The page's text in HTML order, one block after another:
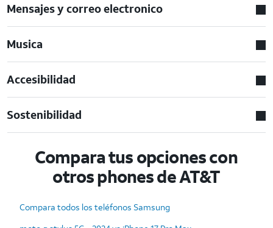
Mensajes y correo electronico
Musica
Accesibilidad
Sostenibilidad
Compara tus opciones con
otros phones de AT&T
Compara todos los teléfonos Samsung